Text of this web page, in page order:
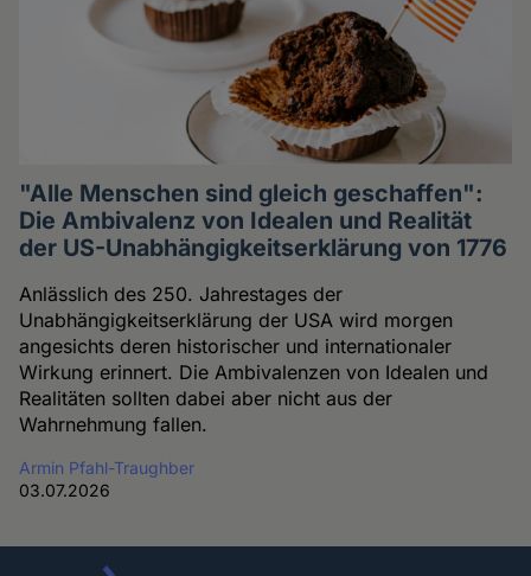
"Alle Menschen sind gleich geschaffen":
Die Ambivalenz von Idealen und Realität
der US-Unabhängigkeitserklärung von 1776
Anlässlich des 250. Jahrestages der
Unabhängigkeitserklärung der USA wird morgen
angesichts deren historischer und internationaler
Wirkung erinnert. Die Ambivalenzen von Idealen und
Realitäten sollten dabei aber nicht aus der
Wahrnehmung fallen.
Armin Pfahl-Traughber
03.07.2026